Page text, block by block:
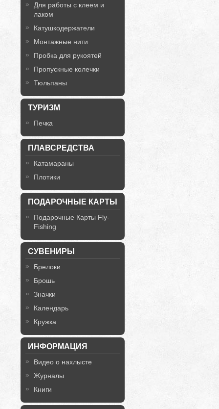
Для работы с клеем и
лаком
Катушкодержатели
Монтажные нити
Пробка для рукоятей
Пропускные колечки
Тюльпаны
ТУРИЗМ
Печка
ПЛАВСРЕДСТВА
Катамараны
Плотики
ПОДАРОЧНЫЕ КАРТЫ
Подарочные Карты Fly-
Fishing
СУВЕНИРЫ
Брелоки
Брошь
Значки
Календарь
Кружка
ИНФОРМАЦИЯ
Видео о нахлысте
Журналы
Книги